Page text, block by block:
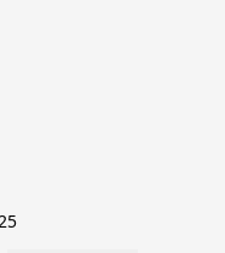
© Компот 2025